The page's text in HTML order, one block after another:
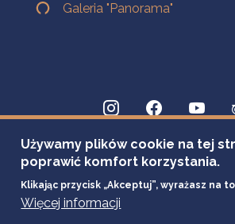
Galeria "Panorama"
Używamy plików cookie na tej
poprawić komfort korzystania.
Klikając przycisk „Akceptuj”, wyrażasz na
Więcej informacji